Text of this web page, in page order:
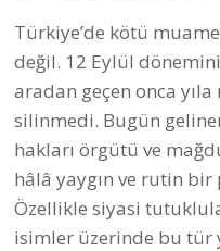
Türkiye’de kötü
değil. 12 Eylül
aradan geçen onca
silinmedi. Bugün
hakları örgütü ve
hâlâ yaygın ve rutin
Özellikle siyasi
isimler üzerinde bu tür